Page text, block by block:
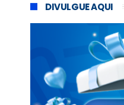
DIVULGUE AQUI